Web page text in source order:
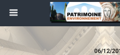
06/12/